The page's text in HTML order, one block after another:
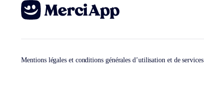
Mentions légales et conditions générales d’utilisation et de services